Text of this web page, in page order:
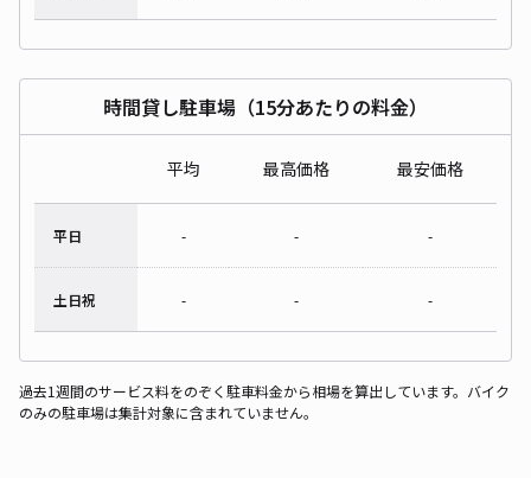
時間貸し駐車場（15分あたりの料金）
平均 最高価格 最安価格
平日 - - -
土日祝 - - -
過去1週間のサービス料をのぞく駐車料金から相場を算出しています。バイク
のみの駐車場は集計対象に含まれていません。